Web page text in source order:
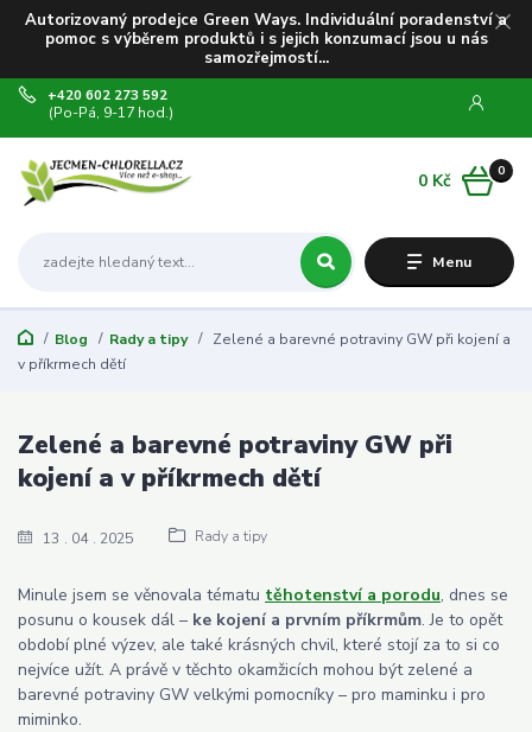
Autorizovaný prodejce Green Ways. Individuální poradenství a
pomoc s výběrem produktů i s jejich konzumací jsou u nás
samozřejmostí...
Menu
+420 602 273 592
(Po-Pá, 9-17 hod.)
0
0 Kč
Blog Rady a tipy
Zelené a barevné potraviny GW při kojení a
v příkrmech dětí
13 04 2025 Rady a tipy
Zelené a barevné potraviny GW při
kojení a v příkrmech dětí
Minule jsem se věnovala tématu těhotenství a porodu, dnes se
posunu o kousek dál – ke kojení a prvním příkrmům. Je to opět
období plné výzev, ale také krásných chvil, které stojí za to si co
nejvíce užít. A právě v těchto okamžicích mohou být zelené a
barevné potraviny GW velkými pomocníky – pro maminku i pro
miminko.